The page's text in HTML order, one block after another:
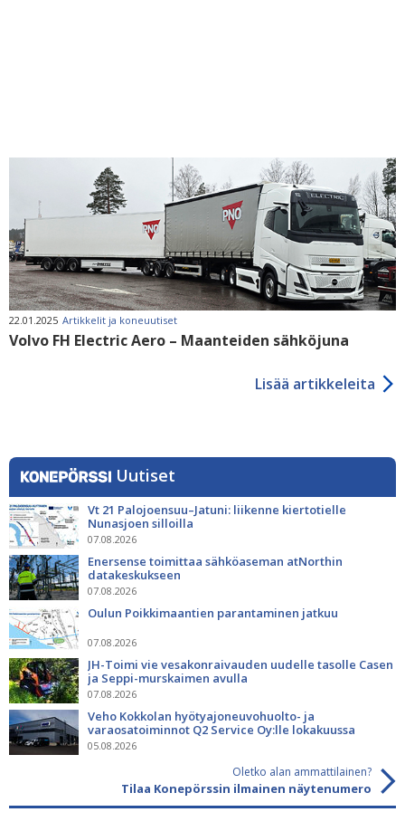
22.01.2025 Artikkelit ja koneuutiset
Volvo FH Electric Aero – Maanteiden sähköjuna
Lisää artikkeleita
Uutiset
Vt 21 Palojoensuu–Jatuni: liikenne kiertotielle
Nunasjoen silloilla
07.08.2026
Enersense toimittaa sähköaseman atNorthin
datakeskukseen
07.08.2026
Oulun Poikkimaantien parantaminen jatkuu
07.08.2026
JH-Toimi vie vesakonraivauden uudelle tasolle Casen
ja Seppi-murskaimen avulla
07.08.2026
Veho Kokkolan hyötyajoneuvohuolto- ja
varaosatoiminnot Q2 Service Oy:lle lokakuussa
05.08.2026
Oletko alan ammattilainen?
Tilaa Konepörssin ilmainen näytenumero